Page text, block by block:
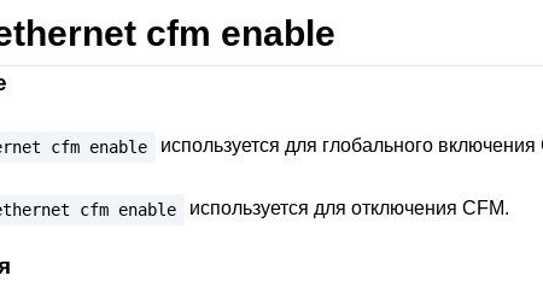
cfm enable
cfm enable используется для глобального включения
cfm enable используется для отключения CFM.